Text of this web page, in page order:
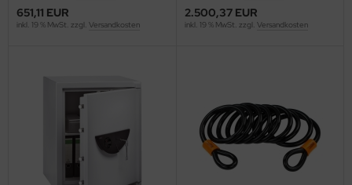
651,11 EUR
inkl. 19 % MwSt. zzgl. Versandkosten
2.500,37 EUR
inkl. 19 % MwSt. zzgl. Versandkosten
EXCELLENCE